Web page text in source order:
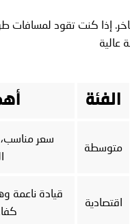
إذا كنت تقود لمسافات
عالية
الفئة
متوسطة
سعر مناسب،
اقتصادية
قيادة ناعمة